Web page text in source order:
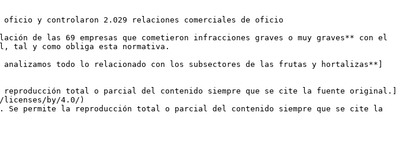
oficio y controlaron 2.029 relaciones comerciales de oficio
de las 69 empresas que cometieron infracciones graves o muy graves** con el
tal y como obliga esta normativa.
todo lo relacionado con los subsectores de las frutas y hortalizas**]
reproducción total o parcial del contenido siempre que se cite la fuente original.]
licenses/by/4.0/)
Se permite la reproducción total o parcial del contenido siempre que se cite la